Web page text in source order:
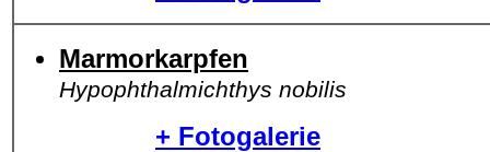
Marmorkarpfen
Hypophthalmichthys nobilis
+ Fotogalerie